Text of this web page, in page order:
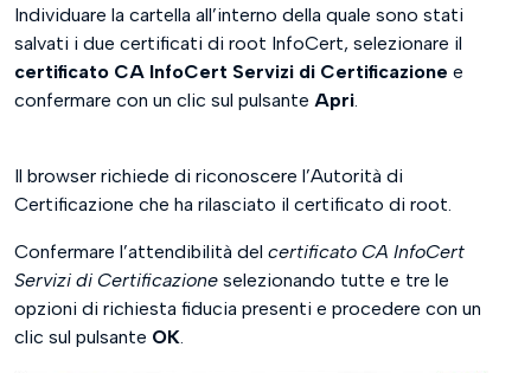
Individuare la cartella all’interno della quale sono stati
salvati i due certificati di root InfoCert, selezionare il
certificato CA InfoCert Servizi di Certificazione e
confermare con un clic sul pulsante Apri
Il browser richiede di riconoscere l’Autorità di
Certificazione che ha rilasciato il certificato di root.
Confermare l’attendibilità del certificato CA InfoCert
Servizi di Certificazione selezionando tutte e tre le
opzioni di richiesta fiducia presenti e procedere con un
clic sul pulsante OK